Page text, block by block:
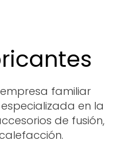
empresa familiar
en la
de fusión,